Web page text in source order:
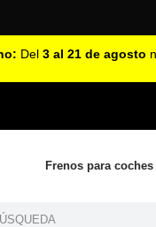
Del 3 al 21 de agosto
Frenos para coches